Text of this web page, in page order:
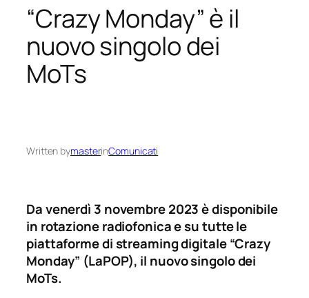
“Crazy Monday” è il
nuovo singolo dei
MoTs
Written bymasterinComunicati
Da venerdì 3 novembre 2023 è disponibile
in rotazione radiofonica e su tutte le
piattaforme di streaming digitale “Crazy
Monday” (LaPOP), il nuovo singolo dei
MoTs.